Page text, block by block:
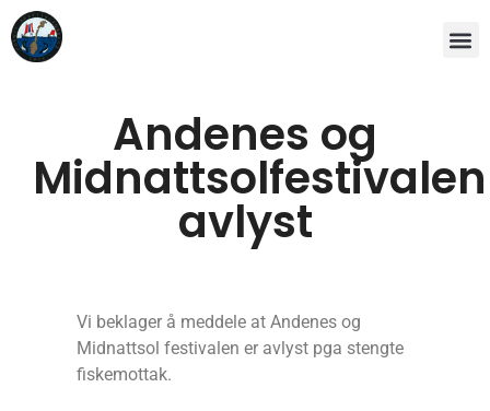
Andenes og
Midnattsolfestivalen
avlyst
Vi beklager å meddele at Andenes og
Midnattsol festivalen er avlyst pga stengte
fiskemottak.